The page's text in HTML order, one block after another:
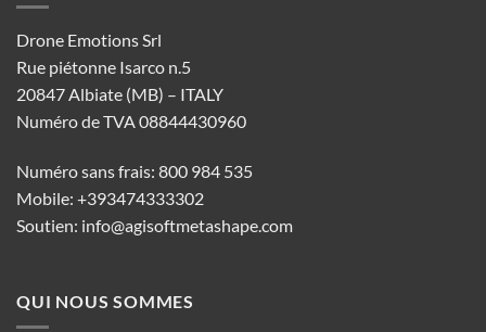
Drone Emotions Srl
Rue piétonne Isarco n.5
20847 Albiate (MB) – ITALY
Numéro de TVA 08844430960
Numéro sans frais: 800 984 535
Mobile: +393474333302
Soutien: info@agisoftmetashape.com
QUI NOUS SOMMES